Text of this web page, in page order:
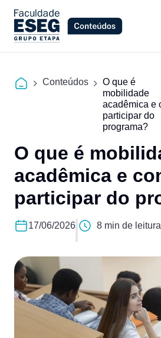
Conteúdos
O que é
mobilidade
acadêmica e
participar do
programa?
O que é
acadêmica e
participar do
17/06/2026 8 min de leitura